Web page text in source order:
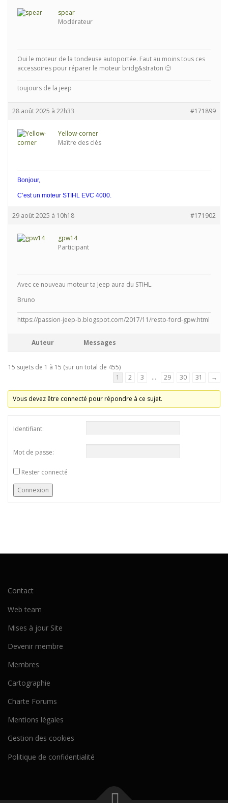
spear
Modérateur
Oui le moteur de la tondeuse autoportée. Faut au moins tous ces
accessoires pour réparer le moteur bridg&straton 🙂
toujours de la jeep
28 août 2025 à 22h33 #171899
Yellow-corner
Maître des clés
Bonjour,
C’est un moteur STIHL EVC 4000.
29 août 2025 à 10h18 #171902
gpw14
Participant
Avec ce nouveau moteur ta Jeep aura du STIHL.
Bruno
https://passion-jeep-b.blogspot.com/2017/11/resto-ford-gpw.html
Auteur Messages
15 sujets de 1 à 15 (sur un total de 455)
1
2 3 … 29 30 31 →
Vous devez être connecté pour répondre à ce sujet.
Identifiant:
Mot de passe:
Rester connecté
Connexion
Contact
Web team
Mises à jour Site
Devenir membre
Membres
Cartographie
Charte Forums
Mentions légales
Gestion des cookies
Politique de confidentialité